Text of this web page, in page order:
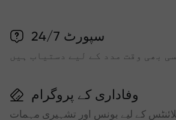
سپورٹ 24/7
بھی وقت مدد کے لیے دستیاب ہیں
وفاداری کے پروگرام
کے لیے بونس اور تشہیری مہمات